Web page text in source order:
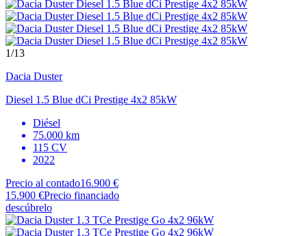
1/13
Dacia Duster
Diesel 1.5 Blue dCi Prestige 4x2 85kW
Diésel
75.000 km
115 CV
2022
Precio al contado16.900 €
15.900 €Precio financiado
descúbrelo